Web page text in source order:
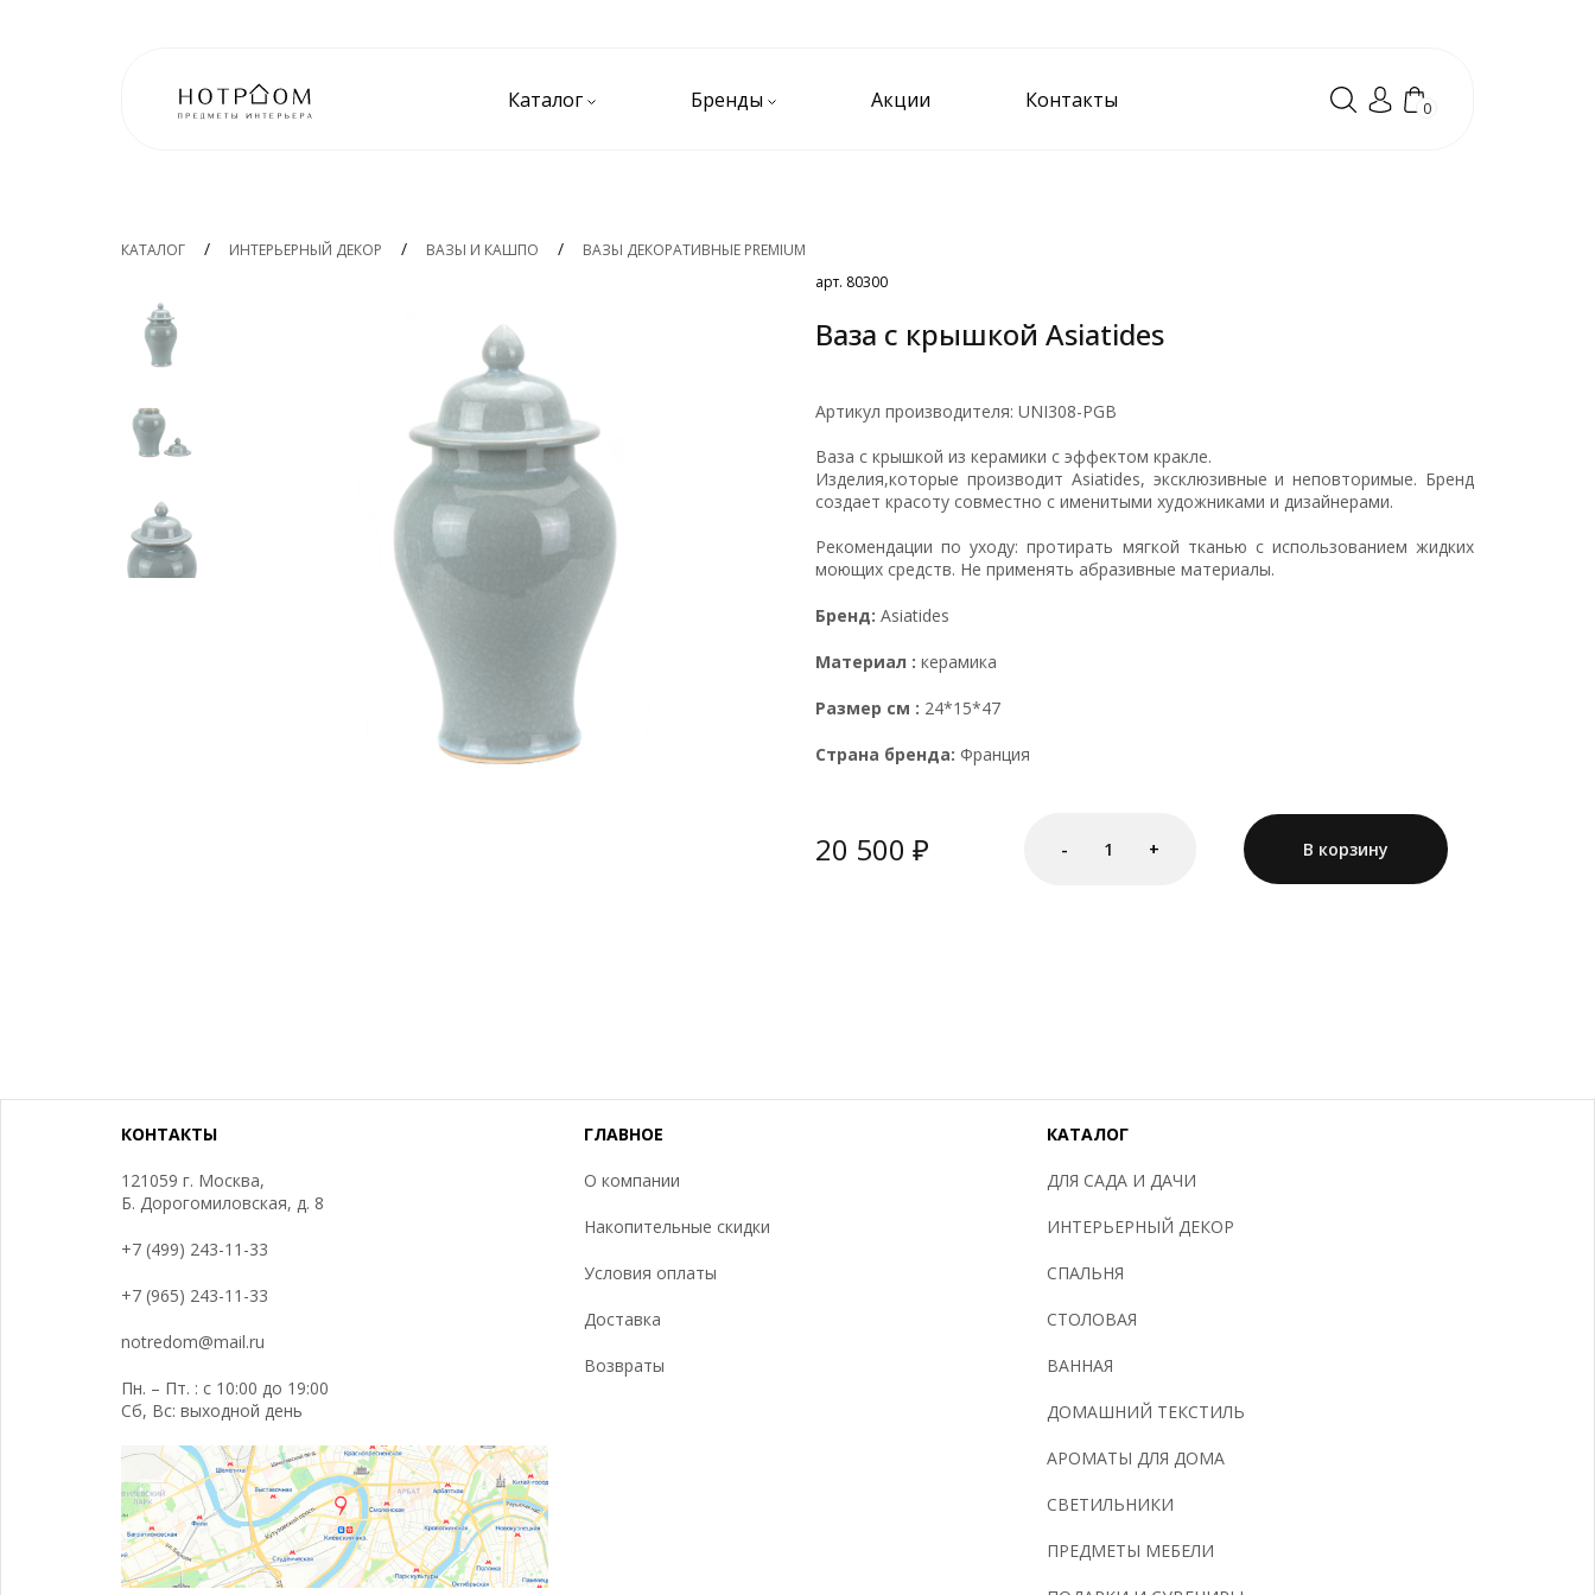
Каталог Бренды Акции Контакты 0
КАТАЛОГ ИНТЕРЬЕРНЫЙ ДЕКОР ВАЗЫ И КАШПО
ВАЗЫ ДЕКОРАТИВНЫЕ PREMIUM
арт. 80300
Ваза с крышкой Asiatides
Артикул производителя: UNI308-PGB
Ваза с крышкой из керамики с эффектом кракле.
Изделия,которые производит Asiatides, эксклюзивные и неповторимые. Бренд
создает красоту совместно с именитыми художниками и дизайнерами.
Рекомендации по уходу: протирать мягкой тканью с использованием жидких
моющих средств. Не применять абразивные материалы.
Бренд: Asiatides
Материал : керамика
Размер см : 24*15*47
Страна бренда: Франция
20 500 - 1 + В корзину
КОНТАКТЫ
121059 г. Москва,
Б. Дорогомиловская, д. 8
+7 (499) 243-11-33
+7 (965) 243-11-33
notredom@mail.ru
Пн. – Пт. : с 10:00 до 19:00
Сб, Вс: выходной день
ГЛАВНОЕ
О компании
Накопительные скидки
Условия оплаты
Доставка
Возвраты
КАТАЛОГ
ДЛЯ САДА И ДАЧИ
ИНТЕРЬЕРНЫЙ ДЕКОР
СПАЛЬНЯ
СТОЛОВАЯ
ВАННАЯ
ДОМАШНИЙ ТЕКСТИЛЬ
АРОМАТЫ ДЛЯ ДОМА
СВЕТИЛЬНИКИ
ПРЕДМЕТЫ МЕБЕЛИ